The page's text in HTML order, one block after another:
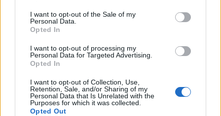
I want to opt-out of the Sale of my
Personal Data.
Opted In
I want to opt-out of processing my
Personal Data for Targeted Advertising.
Opted In
I want to opt-out of Collection, Use,
Retention, Sale, and/or Sharing of my
Personal Data that Is Unrelated with the
Purposes for which it was collected.
Opted Out
La consulenza e la magia del
cambiamento
In questo contesto la consulenza accresce la sua
salienza sociale. Non solo da parte degli
investitori che utilizzano già ora una consulenza di